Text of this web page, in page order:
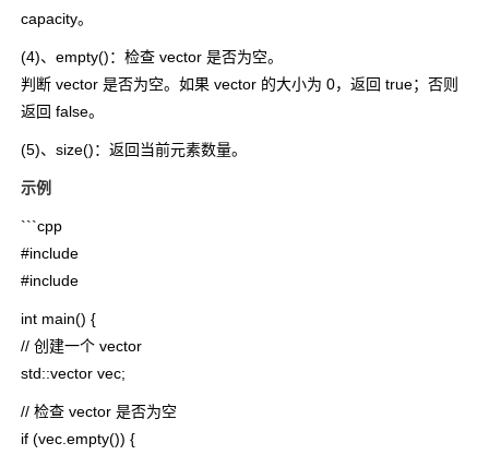
capacity。
(4)、 empty()：检查 vector 是否为空。
判断 vector 是否为空。如果 vector 的大小为 0，返回 true；否则
返回 false。
(5)、 size()：返回当前元素数量。
示例
```cpp
#include
#include
int main() {
// 创建一个 vector
std::vector vec;
// 检查 vector 是否为空
if (vec.empty()) {